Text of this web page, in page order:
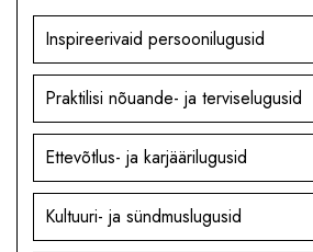
Inspireerivaid persoonilugusid
Praktilisi nõuande- ja terviselugusid
Ettevõtlus- ja karjäärilugusid
Kultuuri- ja sündmuslugusid